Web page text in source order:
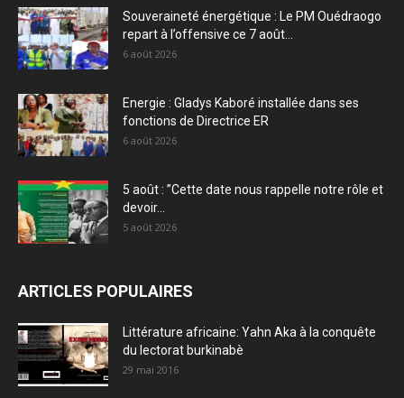
Souveraineté énergétique : Le PM Ouédraogo
repart à l’offensive ce 7 août...
6 août 2026
Energie : Gladys Kaboré installée dans ses
fonctions de Directrice ER
6 août 2026
5 août : ”Cette date nous rappelle notre rôle et
devoir...
5 août 2026
ARTICLES POPULAIRES
Littérature africaine: Yahn Aka à la conquête
du lectorat burkinabè
29 mai 2016